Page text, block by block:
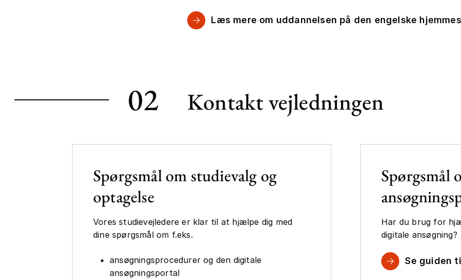
Læs mere om uddannelsen på den engelske
02 Kontakt vejledningen
Spørgsmål om studievalg og
optagelse
Vores studievejledere er klar til at hjælpe dig med
dine spørgsmål om f.eks.
ansøgningsprocedurer og den digitale
ansøgningsportal
Spørgsmål
Har du brug for
digitale ansøgning?
Se guiden